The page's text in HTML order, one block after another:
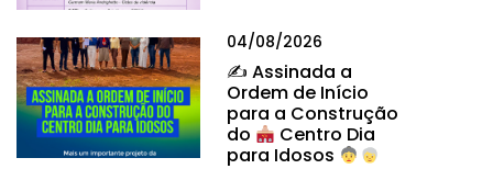
04/08/2026
✍ Assinada a
Ordem de Início
para a Construção
do
Centro Dia
para Idosos